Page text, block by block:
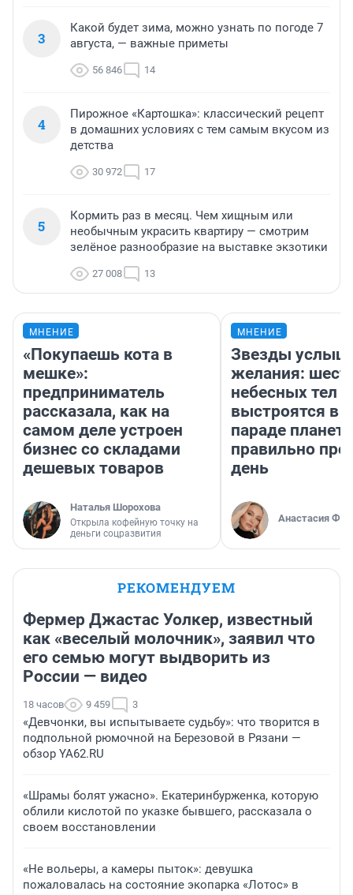
3
Какой будет зима, можно узнать по погоде 7
августа, — важные приметы
56 846 14
4
Пирожное «Картошка»: классический рецепт
в домашних условиях с тем самым вкусом из
детства
30 972 17
5
Кормить раз в месяц. Чем хищным или
необычным украсить квартиру — смотрим
зелёное разнообразие на выставке экзотики
27 008 13
МНЕНИЕ
«Покупаешь кота в
мешке»:
предприниматель
рассказала, как на
самом деле устроен
бизнес со складами
дешевых товаров
Наталья Шорохова
Открыла кофейную точку на
деньги соцразвития
МНЕНИЕ
Звезды
желания:
небесных тел
выстроятся в
параде планет
правильно
день
Анастасия
РЕКОМЕНДУЕМ
Фермер Джастас Уолкер, известный
как «веселый молочник», заявил что
его семью могут выдворить из
России — видео
18 часов 9 459 3
«Девчонки, вы испытываете судьбу»: что творится в
подпольной рюмочной на Березовой в Рязани —
обзор YA62.RU
«Шрамы болят ужасно». Екатеринбурженка, которую
облили кислотой по указке бывшего, рассказала о
своем восстановлении
«Не вольеры, а камеры пыток»: девушка
пожаловалась на состояние экопарка «Лотос» в